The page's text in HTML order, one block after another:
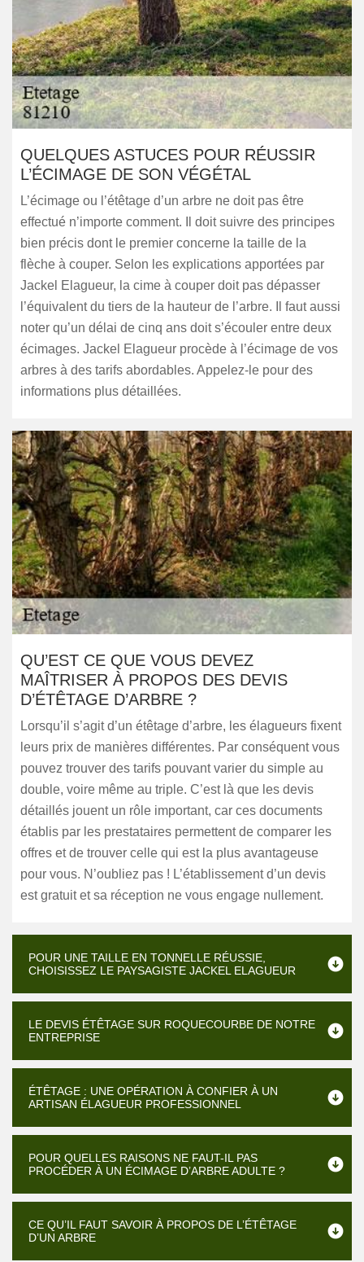
QUELQUES ASTUCES POUR RÉUSSIR
L’ÉCIMAGE DE SON VÉGÉTAL
L’écimage ou l’étêtage d’un arbre ne doit pas être
effectué n’importe comment. Il doit suivre des principes
bien précis dont le premier concerne la taille de la
flèche à couper. Selon les explications apportées par
Jackel Elagueur, la cime à couper doit pas dépasser
l’équivalent du tiers de la hauteur de l’arbre. Il faut aussi
noter qu’un délai de cinq ans doit s’écouler entre deux
écimages. Jackel Elagueur procède à l’écimage de vos
arbres à des tarifs abordables. Appelez-le pour des
informations plus détaillées.
QU’EST CE QUE VOUS DEVEZ
MAÎTRISER À PROPOS DES DEVIS
D’ÉTÊTAGE D’ARBRE ?
Lorsqu’il s’agit d’un étêtage d’arbre, les élagueurs fixent
leurs prix de manières différentes. Par conséquent vous
pouvez trouver des tarifs pouvant varier du simple au
double, voire même au triple. C’est là que les devis
détaillés jouent un rôle important, car ces documents
établis par les prestataires permettent de comparer les
offres et de trouver celle qui est la plus avantageuse
pour vous. N’oubliez pas ! L’établissement d’un devis
est gratuit et sa réception ne vous engage nullement.
POUR UNE TAILLE EN TONNELLE RÉUSSIE,
CHOISISSEZ LE PAYSAGISTE JACKEL ELAGUEUR
LE DEVIS ÉTÊTAGE SUR ROQUECOURBE DE NOTRE
ENTREPRISE
ÉTÊTAGE : UNE OPÉRATION À CONFIER À UN
ARTISAN ÉLAGUEUR PROFESSIONNEL
POUR QUELLES RAISONS NE FAUT-IL PAS
PROCÉDER À UN ÉCIMAGE D’ARBRE ADULTE ?
CE QU’IL FAUT SAVOIR À PROPOS DE L’ÉTÊTAGE
D’UN ARBRE